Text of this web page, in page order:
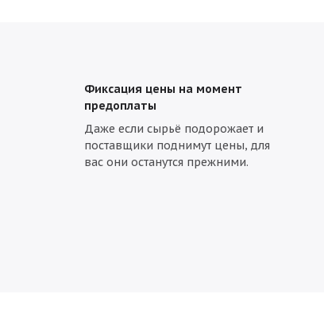
Фиксация цены на момент
предоплаты
Даже если сырьё подорожает и
поставщики поднимут цены, для
вас они останутся прежними.